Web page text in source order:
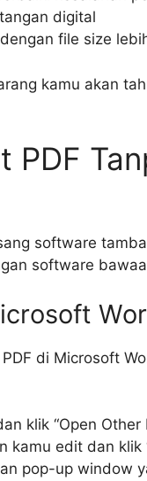
digital
file size
kamu akan
PDF
software
software
di Microsoft
klik “Open Other
kamu edit dan klik
pop-up window